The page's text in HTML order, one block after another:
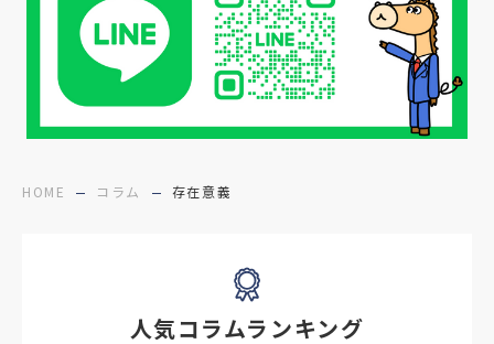
HOME コラム 存在意義
#面接フィードバック #不法就労
#障害者雇用 #メリット #ベネフィット
#医療福祉介護 #業界動向 #採用力
#求人広告
#スクラム採用 #転職イベント #転職フェア
人気コラムランキング